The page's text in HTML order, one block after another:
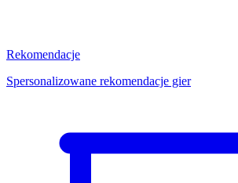
Rekomendacje
Spersonalizowane rekomendacje gier